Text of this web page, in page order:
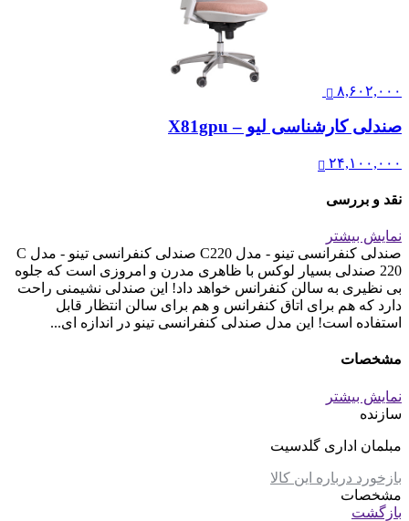
۸,۶۰۲,۰۰۰
صندلی کارشناسی لیو – X81gpu
۲۴,۱۰۰,۰۰۰
نقد و بررسی
نمایش بیشتر
صندلی کنفرانسی تینو - مدل C220 صندلی کنفرانسی تینو - مدل C
220 صندلی بسیار لوکس با ظاهری مدرن و امروزی است که جلوه
بی نظیری به سالن کنفرانس خواهد داد! این صندلی نشیمنی راحت
دارد که هم برای اتاق کنفرانس و هم برای سالن انتظار قابل
استفاده است! این مدل صندلی کنفرانسی تینو در اندازه ای...
مشخصات
نمایش بیشتر
سازنده
مبلمان اداری گلدسیت
بازخورد درباره این کالا
مشخصات
بازگشت